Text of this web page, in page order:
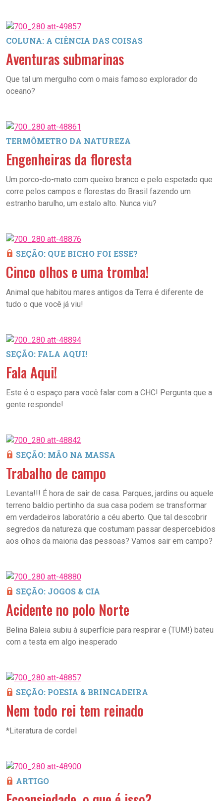
COLUNA: A CIÊNCIA DAS COISAS
Aventuras submarinas
Que tal um mergulho com o mais famoso explorador do
oceano?
TERMÔMETRO DA NATUREZA
Engenheiras da floresta
Um porco-do-mato com queixo branco e pelo espetado que
corre pelos campos e florestas do Brasil fazendo um
estranho barulho, um estalo alto. Nunca viu?
SEÇÃO: QUE BICHO FOI ESSE?
Cinco olhos e uma tromba!
Animal que habitou mares antigos da Terra é diferente de
tudo o que você já viu!
SEÇÃO: FALA AQUI!
Fala Aqui!
Este é o espaço para você falar com a CHC! Pergunta que a
gente responde!
SEÇÃO: MÃO NA MASSA
Trabalho de campo
Levanta!!! É hora de sair de casa. Parques, jardins ou aquele
terreno baldio pertinho da sua casa podem se transformar
em verdadeiros laboratório a céu aberto. Que tal descobrir
segredos da natureza que costumam passar despercebidos
aos olhos da maioria das pessoas? Vamos sair em campo?
SEÇÃO: JOGOS & CIA
Acidente no polo Norte
Belina Baleia subiu à superfície para respirar e (TUM!) bateu
com a testa em algo inesperado
SEÇÃO: POESIA & BRINCADEIRA
Nem todo rei tem reinado
*Literatura de cordel
ARTIGO